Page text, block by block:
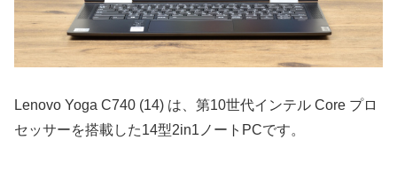
Lenovo Yoga C740 (14) は、第10世代インテル Core プロ
セッサーを搭載した14型2in1ノートPCです。